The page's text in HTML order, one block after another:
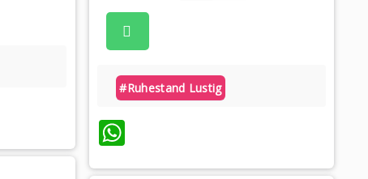
#ruhestand Lustig